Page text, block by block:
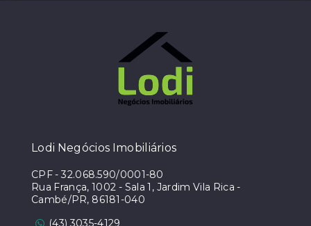
Lodi Negócios Imobiliários
CPF-32.068.590/0001-80
Rua França, 1002 - Sala 1, Jardim Vila Rica -
Cambé/PR, 86181-040
(43) 3035-4129